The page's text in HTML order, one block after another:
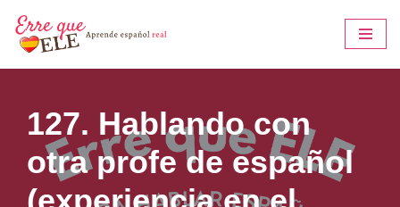
Saltar
al
127. Hablando con
otra profe de español